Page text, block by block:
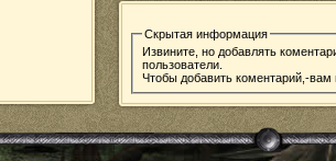
Скрытая информация
Извините, но добавлять
пользователи.
Чтобы добавить коментарий,-